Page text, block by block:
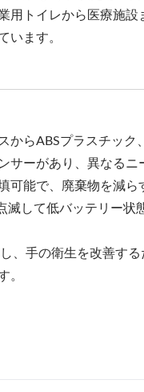
用トイレから医療施設
います。
からABSプラスチッ
サーがあり、異なる
可能で、廃棄物を減
滅して低バッテリー状
、手の衛生を改善す
。